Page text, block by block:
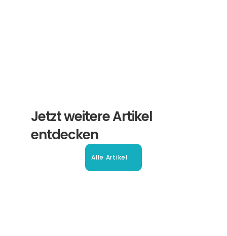
Jetzt weitere Artikel
entdecken
Alle Artikel